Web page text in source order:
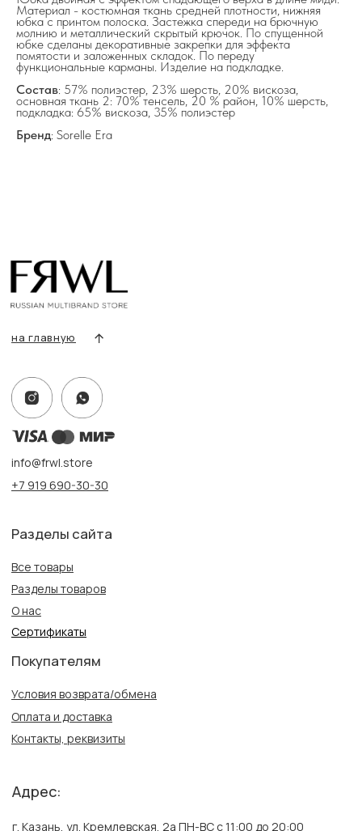
Материал - костюмная ткань средней плотности, нижняя
юбка с принтом полоска. Застежка спереди на брючную
молнию и металлический скрытый крючок. По спущенной
юбке сделаны декоративные закрепки для эффекта
помятости и заложенных складок. По переду
функциональные карманы. Изделие на подкладке.
Состав: 57% полиэстер, 23% шерсть, 20% вискоза,
основная ткань 2: 70% тенсель, 20 % район, 10% шерсть,
подкладка: 65% вискоза, 35% полиэстер
Бренд: Sorelle Era
Разделы сайта
Разделы товаров
Информация
Политика конфиденциальности
Публичная оферта
Создание сайта
г. Казань, ул. Кремлевская, 2а ПН-ВС с 11:00 до 20:00
Адрес:
ПН-ВС с 10:00 до 22:00
info@frwl.store
+7 919 690-30-30